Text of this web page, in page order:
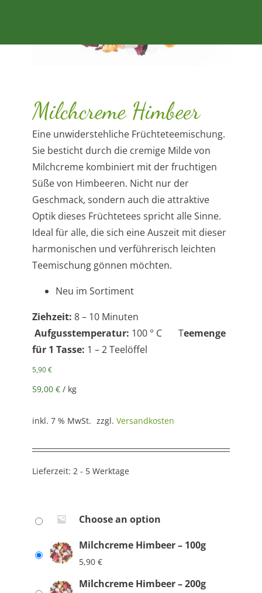
Milchcreme Himbeer
Eine unwiderstehliche Früchteteemischung.
Sie besticht durch die cremige Milde von
Milchcreme kombiniert mit der fruchtigen
Süße von Himbeeren. Nicht nur der
Geschmack, sondern auch die attraktive
Optik dieses Früchtetees spricht alle Sinne.
Ideal für alle, die sich eine Auszeit mit dieser
harmonischen und verführerisch leichten
Teemischung gönnen möchten.
Neu im Sortiment
Ziehzeit: 8 – 10 Minuten
Aufgusstemperatur: 100 ° C Teemenge
für 1 Tasse: 1 – 2 Teelöffel
5,90€
59,00 € / kg
inkl. 7 % MwSt. zzgl. Versandkosten
Lieferzeit: 2 - 5 Werktage
Choose an option
Milchcreme Himbeer – 100g
5,90 €
Milchcreme Himbeer – 200g